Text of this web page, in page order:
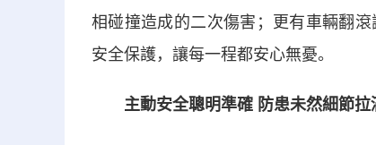
相碰撞造成的二次傷害；更有車輛翻
安全保護，讓每一程都安心無憂。
主動安全聰明準確 防患未然細節拉